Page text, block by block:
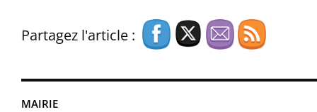
MAIRIE
Partagez l'article :